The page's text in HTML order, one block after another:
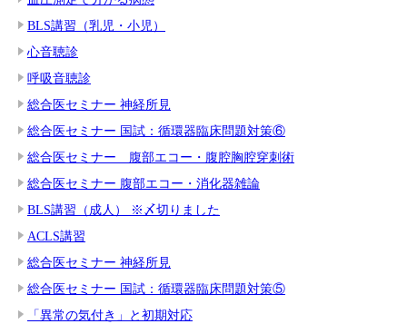
BLS講習（乳児・小児）
心音聴診
呼吸音聴診
総合医セミナー 神経所見
総合医セミナー 国試：循環器臨床問題対策⑥
総合医セミナー 腹部エコー・腹腔胸腔穿刺術
総合医セミナー 腹部エコー・消化器雑論
BLS講習（成人） ※〆切りました
ACLS講習
総合医セミナー 神経所見
総合医セミナー 国試：循環器臨床問題対策⑤
「異常の気付き」と初期対応